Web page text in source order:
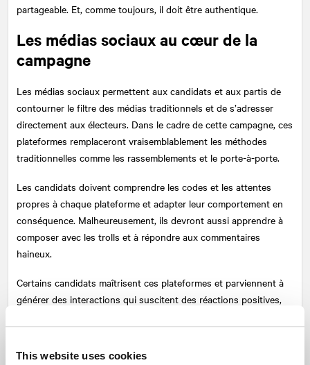
This website uses cookies
partageable. Et, comme toujours, il doit être authentique.
Les médias sociaux au cœur de la
campagne
Les médias sociaux permettent aux candidats et aux partis de
contourner le filtre des médias traditionnels et de s’adresser
directement aux électeurs. Dans le cadre de cette campagne, ces
plateformes remplaceront vraisemblablement les méthodes
traditionnelles comme les rassemblements et le porte-à-porte.
Les candidats doivent comprendre les codes et les attentes
propres à chaque plateforme et adapter leur comportement en
conséquence. Malheureusement, ils devront aussi apprendre à
composer avec les trolls et à répondre aux commentaires
haineux.
Certains candidats maîtrisent ces plateformes et parviennent à
générer des interactions qui suscitent des réactions positives,
à ce que les médias traditionnels accordent de l’attention à des